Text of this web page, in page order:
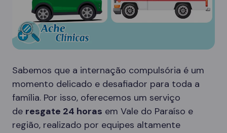
Sabemos que a internação compulsória é um
momento delicado e desafiador para toda a
família. Por isso, oferecemos um serviço
de resgate 24 horas em Vale do Paraíso e
região, realizado por equipes altamente